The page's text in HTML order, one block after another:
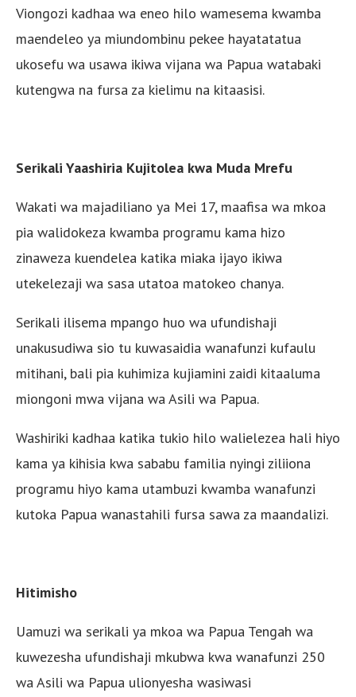
Viongozi kadhaa wa eneo hilo wamesema kwamba
maendeleo ya miundombinu pekee hayatatatua
ukosefu wa usawa ikiwa vijana wa Papua watabaki
kutengwa na fursa za kielimu na kitaasisi.
Serikali Yaashiria Kujitolea kwa Muda Mrefu
Wakati wa majadiliano ya Mei 17, maafisa wa mkoa
pia walidokeza kwamba programu kama hizo
zinaweza kuendelea katika miaka ijayo ikiwa
utekelezaji wa sasa utatoa matokeo chanya.
Serikali ilisema mpango huo wa ufundishaji
unakusudiwa sio tu kuwasaidia wanafunzi kufaulu
mitihani, bali pia kuhimiza kujiamini zaidi kitaaluma
miongoni mwa vijana wa Asili wa Papua.
Washiriki kadhaa katika tukio hilo walielezea hali hiyo
kama ya kihisia kwa sababu familia nyingi ziliiona
programu hiyo kama utambuzi kwamba wanafunzi
kutoka Papua wanastahili fursa sawa za maandalizi.
Hitimisho
Uamuzi wa serikali ya mkoa wa Papua Tengah wa
kuwezesha ufundishaji mkubwa kwa wanafunzi 250
wa Asili wa Papua ulionyesha wasiwasi